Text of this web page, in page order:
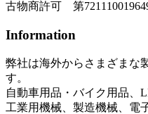
古物商許可 第
Information
弊社は海外からさまざまな
す。
自動車用品・バイク用品、
工業用機械、製造機械、電